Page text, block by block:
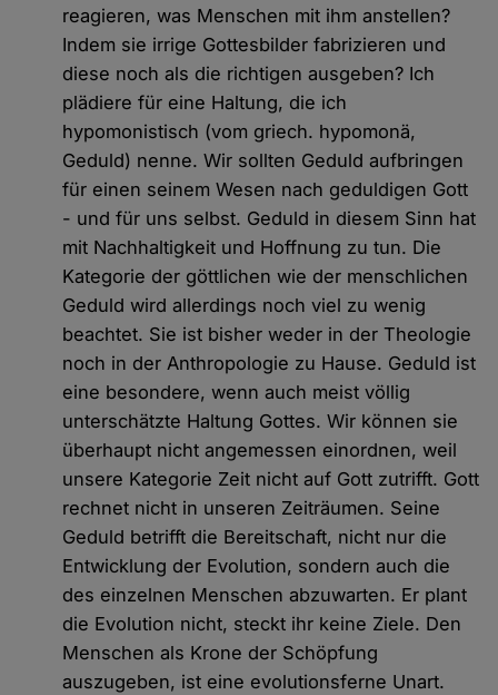
reagieren, was Menschen mit ihm anstellen?
Indem sie irrige Gottesbilder fabrizieren und
diese noch als die richtigen ausgeben? Ich
plädiere für eine Haltung, die ich
hypomonistisch (vom griech. hypomonä,
Geduld) nenne. Wir sollten Geduld aufbringen
für einen seinem Wesen nach geduldigen Gott
- und für uns selbst. Geduld in diesem Sinn hat
mit Nachhaltigkeit und Hoffnung zu tun. Die
Kategorie der göttlichen wie der menschlichen
Geduld wird allerdings noch viel zu wenig
beachtet. Sie ist bisher weder in der Theologie
noch in der Anthropologie zu Hause. Geduld ist
eine besondere, wenn auch meist völlig
unterschätzte Haltung Gottes. Wir können sie
überhaupt nicht angemessen einordnen, weil
unsere Kategorie Zeit nicht auf Gott zutrifft. Gott
rechnet nicht in unseren Zeiträumen. Seine
Geduld betrifft die Bereitschaft, nicht nur die
Entwicklung der Evolution, sondern auch die
des einzelnen Menschen abzuwarten. Er plant
die Evolution nicht, steckt ihr keine Ziele. Den
Menschen als Krone der Schöpfung
auszugeben, ist eine evolutionsferne Unart.